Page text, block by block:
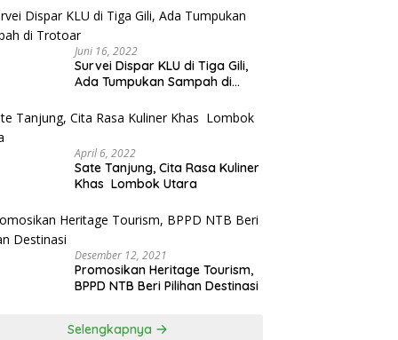
Juni 16, 2022
Survei Dispar KLU di Tiga Gili,
Ada Tumpukan Sampah di
April 6, 2022
Sate Tanjung, Cita Rasa Kuliner
Khas Lombok Utara
Desember 12, 2021
Promosikan Heritage Tourism,
BPPD NTB Beri Pilihan Destinasi
Selengkapnya